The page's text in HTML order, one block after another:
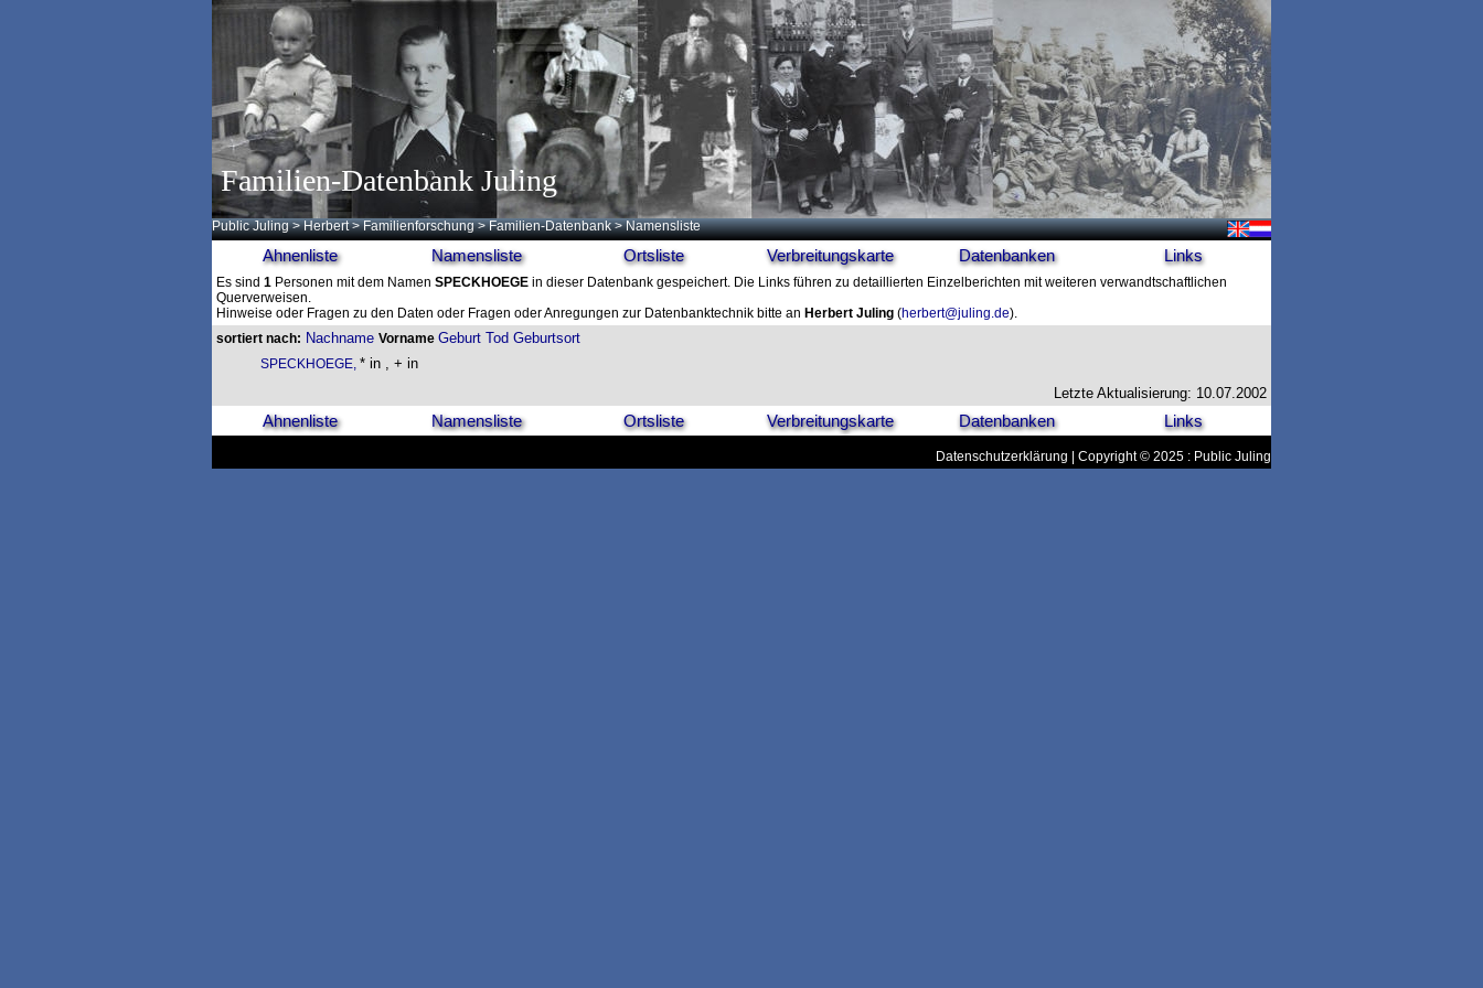
Familien-Datenbank Juling
Public Juling >Herbert >Familienforschung >Familien-Datenbank > Namensliste
Ahnenliste Namensliste Ortsliste Verbreitungskarte Datenbanken Links
Es sind 1 Personen mit dem Namen SPECKHOEGE in dieser Datenbank gespeichert. Die Links führen zu detaillierten Einzelberichten mit weiteren verwandtschaftlichen
Querverweisen.
Hinweise oder Fragen zu den Daten oder Fragen oder Anregungen zur Datenbanktechnik bitte an Herbert Juling (herbert@juling.de).
sortiert nach: Nachname Vorname Geburt Tod Geburtsort
SPECKHOEGE, * in , + in
Letzte Aktualisierung: 10.07.2002
Ahnenliste Namensliste Ortsliste Verbreitungskarte Datenbanken Links
Datenschutzerklärung | Copyright © 2025 : Public Juling